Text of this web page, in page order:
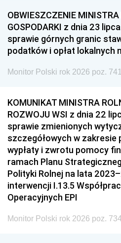
OBWIESZCZENIE
GOSPODARKI z dnia 23
sprawie górnych granic
podatków i opłat lokalnych
Monitor Polski rok 2026 poz. 741
KOMUNIKAT MINISTRA
ROZWOJU WSI z dnia 22
sprawie zmienionych
szczegółowych w zakresie
wypłaty i zwrotu pomocy
ramach Planu
Polityki Rolnej na lata
interwencji I.13.5
Operacyjnych EPI
Monitor Polski rok 2026 poz.